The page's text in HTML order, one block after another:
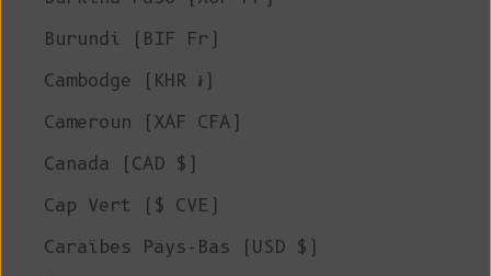
Burundi (BIF Fr)
Cambodge (KHR ៛)
Cameroun (XAF CFA)
Canada (CAD $)
Cap Vert ($ CVE)
Caraïbes Pays-Bas (USD $)